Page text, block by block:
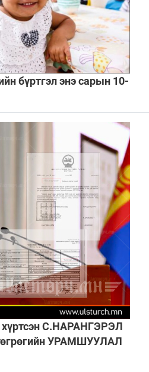
бүртгэл энэ сарын 10-
С.НАРАНГЭРЭЛ
УРАМШУУЛАЛ